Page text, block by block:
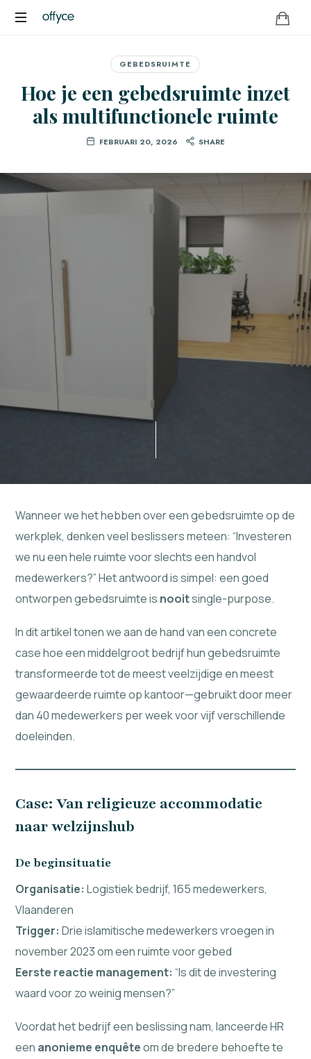
OFFYCE.NL
versterk
uw
merk
GEBEDSRUIMTE
Hoe je een gebedsruimte inzet
als multifunctionele ruimte
FEBRUARI 20, 2026 SHARE
Wanneer we het hebben over een gebedsruimte op de
werkplek, denken veel beslissers meteen: “Investeren
we nu een hele ruimte voor slechts een handvol
medewerkers?” Het antwoord is simpel: een goed
ontworpen gebedsruimte is nooitsingle-purpose.
In dit artikel tonen we aan de hand van een concrete
case hoe een middelgroot bedrijf hun gebedsruimte
transformeerde tot de meest veelzijdige en meest
gewaardeerde ruimte op kantoor—gebruikt door meer
dan 40 medewerkers per week voor vijf verschillende
doeleinden.
Case: Van religieuze accommodatie
naar welzijnshub
De beginsituatie
Organisatie: Logistiek bedrijf, 165 medewerkers,
Vlaanderen
Trigger: Drie islamitische medewerkers vroegen in
november 2023 om een ruimte voor gebed
Eerste reactie management: “Is dit de investering
waard voor zo weinig mensen?”
Voordat het bedrijf een beslissing nam, lanceerde HR
een anonieme enquêteom de bredere behoefte te